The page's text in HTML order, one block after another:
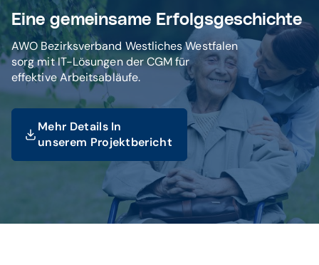
Eine gemeinsame Erfolgsgeschichte
AWO Bezirksverband Westliches Westfalen
sorg mit IT-Lösungen der CGM für
effektive Arbeitsabläufe.
Mehr Details In
unserem Projektbericht